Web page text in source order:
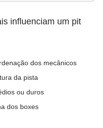
influenciam um pit
dos mecânicos
da pista
ou duros
dos boxes